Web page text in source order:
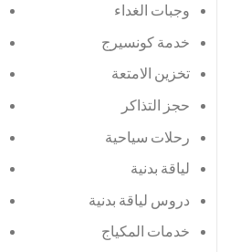
وجبات الغداء
خدمة كونسيرج
تخزين الامتعة
حجز التذاكر
رحلات سياحية
لياقة بدنية
دروس لياقة بدنية
خدمات المكياج